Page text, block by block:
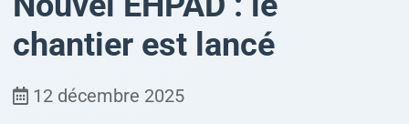
chantier est lancé
12 décembre 2025